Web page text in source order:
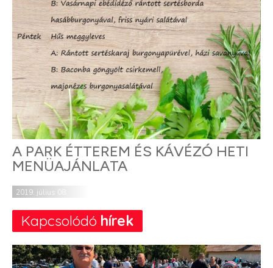
A PARK ÉTTEREM ÉS KÁVÉZÓ HETI
MENÜAJÁNLATA
2019. július 08.
Kapcsolódó hírek